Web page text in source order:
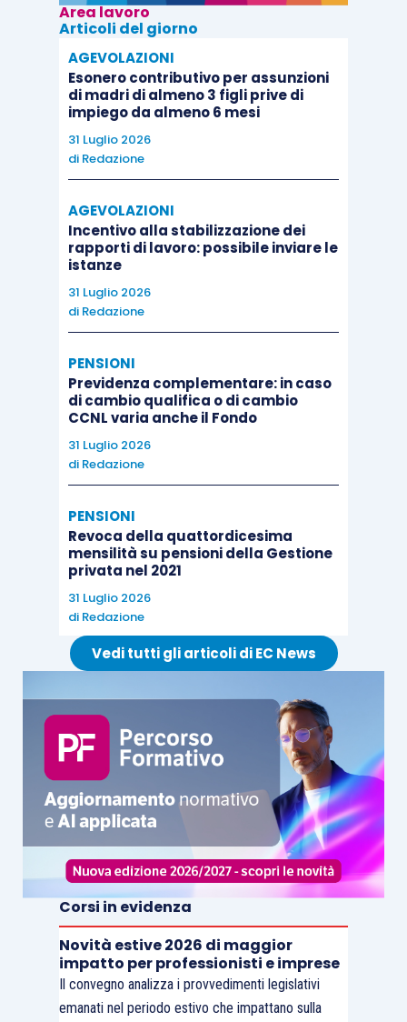
Area lavoro
Articoli del giorno
AGEVOLAZIONI
Esonero contributivo per assunzioni
di madri di almeno 3 figli prive di
impiego da almeno 6 mesi
31 Luglio 2026
di Redazione
AGEVOLAZIONI
Incentivo alla stabilizzazione dei
rapporti di lavoro: possibile inviare le
istanze
31 Luglio 2026
di Redazione
PENSIONI
Previdenza complementare: in caso
di cambio qualifica o di cambio
CCNL varia anche il Fondo
31 Luglio 2026
di Redazione
PENSIONI
Revoca della quattordicesima
mensilità su pensioni della Gestione
privata nel 2021
31 Luglio 2026
di Redazione
Vedi tutti gli articoli di EC News
Corsi in evidenza
Novità estive 2026 di maggior
impatto per professionisti e imprese
Il convegno analizza i provvedimenti legislativi
emanati nel periodo estivo che impattano sulla